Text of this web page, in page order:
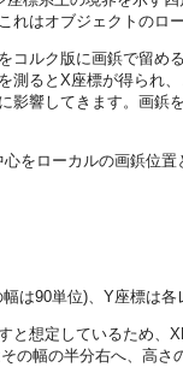
れはオブジェクトのロ
コルク版に画鋲で留
測るとX座標が得られ
影響してきます。画
をローカルの画鋲位
は90単位)、Y座標は
と想定しているため
の幅の半分右へ、高